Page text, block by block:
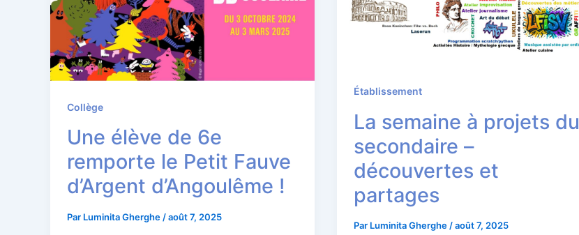
Collège
Une élève de 6e
remporte le Petit Fauve
d’Argent d’Angoulême !
Par Luminita Gherghe /août 7, 2025
Établissement
La semaine à projets du
secondaire –
découvertes et
partages
Par Luminita Gherghe/août 7, 2025